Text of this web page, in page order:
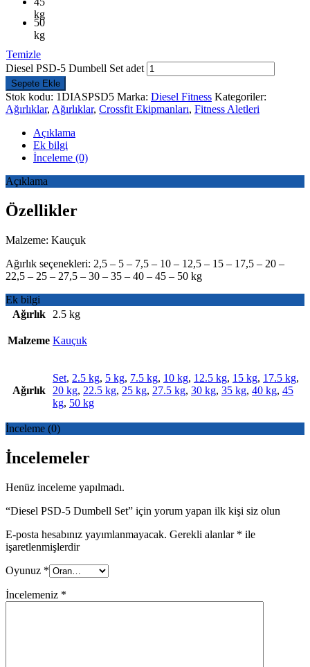
kg
50
kg
Temizle
Diesel PSD-5 Dumbell Set adet
Sepete Ekle
Stok kodu: 1DIASPSD5 Marka: Diesel Fitness Kategoriler:
Ağırlıklar, Ağırlıklar, Crossfit Ekipmanları, Fitness Aletleri
Açıklama
Ek bilgi
İnceleme (0)
Açıklama
Özellikler
Malzeme: Kauçuk
Ağırlık seçenekleri: 2,5 – 5 – 7,5 – 10 – 12,5 – 15 – 17,5 – 20 –
22,5 – 25 – 27,5 – 30 – 35 – 40 – 45 – 50 kg
Ek bilgi
Ağırlık
2.5 kg
Malzeme Kauçuk
Ağırlık
Set, 2.5 kg, 5 kg, 7.5 kg, 10 kg, 12.5 kg, 15 kg, 17.5 kg,
20 kg, 22.5 kg, 25 kg, 27.5 kg, 30 kg, 35 kg, 40 kg, 45
kg, 50 kg
İnceleme (0)
İncelemeler
Henüz inceleme yapılmadı.
“Diesel PSD-5 Dumbell Set” için yorum yapan ilk kişi siz olun
E-posta hesabınız yayımlanmayacak. Gerekli alanlar * ile
işaretlenmişlerdir
Oyunuz *
İncelemeniz *